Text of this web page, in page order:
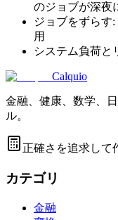
のジョブが深夜
ジョブをずらす:
用
システム負荷と
Calquio
金融、健康、数学、
ル。
正確さを追求して
カテゴリ
金融